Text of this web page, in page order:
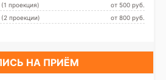
проекция)
от 500 pуб.
(2 проекции)
от 800 pуб.
НА ПРИЁМ